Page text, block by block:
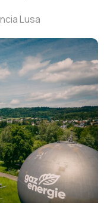
Lusa